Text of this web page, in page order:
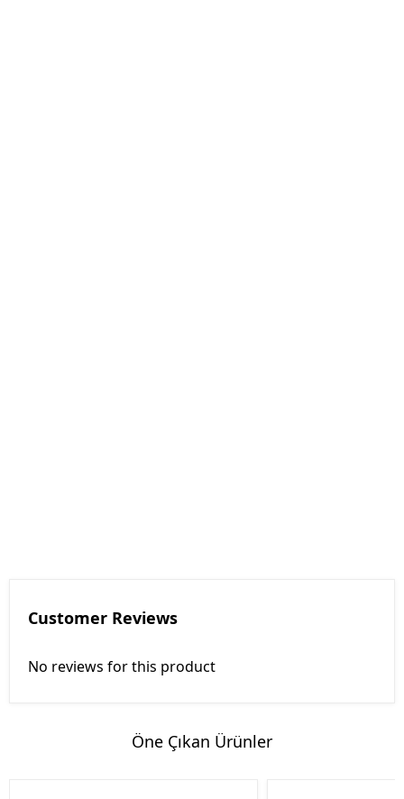
Customer Reviews
No reviews for this product
Öne Çıkan Ürünler